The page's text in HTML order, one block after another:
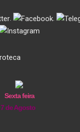
. .
Sexta feira
7 de Agosto